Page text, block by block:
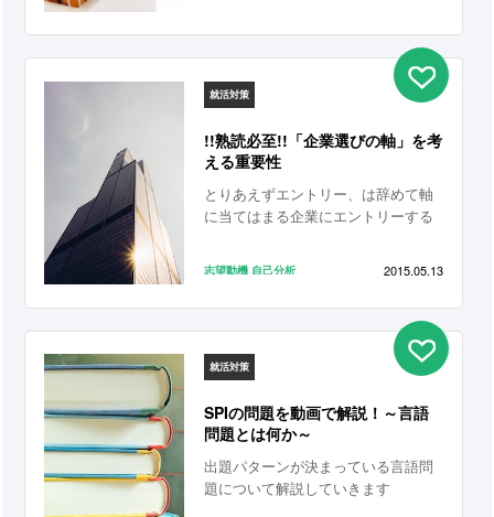
就活対策
!!熟読必至!!「企業選びの軸」を考
える重要性
とりあえずエントリー、は辞めて軸
に当てはまる企業にエントリーする
志望動機 自己分析 2015.05.13
就活対策
SPIの問題を動画で解説！～言語
問題とは何か～
出題パターンが決まっている言語問
題について解説していきます